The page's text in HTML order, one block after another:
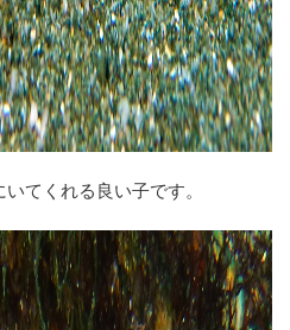
てくれる良い子です。